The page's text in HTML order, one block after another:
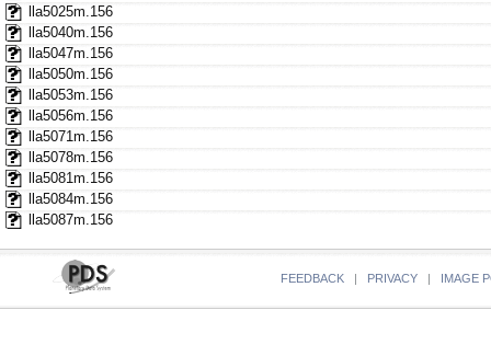
lla5025m.156
lla5040m.156
lla5047m.156
lla5050m.156
lla5053m.156
lla5056m.156
lla5071m.156
lla5078m.156
lla5081m.156
lla5084m.156
lla5087m.156
FEEDBACK | PRIVACY | IMAGE